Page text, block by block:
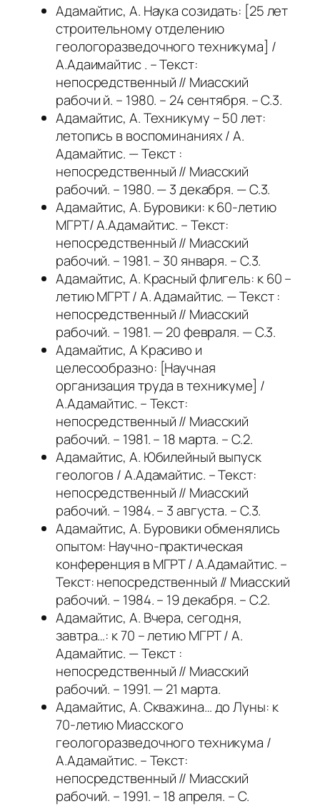
Адамайтис, А. Наука созидать: [25 лет
строительному отделению
геологоразведочного техникума] /
А.Адаимайтис . – Текст:
непосредственный // Миасский
рабочи й. – 1980. – 24 сентября. – С.3.
Адамайтис, А. Техникуму – 50 лет:
летопись в воспоминаниях / А.
Адамайтис. — Текст :
непосредственный // Миасский
рабочий. – 1980. — 3 декабря. — С.3.
Адамайтис, А. Буровики: к 60-летию
МГРТ/ А.Адамайтис. – Текст:
непосредственный // Миасский
рабочий. – 1981. – 30 января. – С.3.
Адамайтис, А. Красный флигель: к 60 –
летию МГРТ / А. Адамайтис. — Текст :
непосредственный // Миасский
рабочий. – 1981. — 20 февраля. — С.3.
Адамайтис, А Красиво и
целесообразно: [Научная
организация труда в техникуме] /
А.Адамайтис. – Текст:
непосредственный // Миасский
рабочий. – 1981. – 18 марта. – С.2.
Адамайтис, А. Юбилейный выпуск
геологов / А.Адамайтис. – Текст:
непосредственный // Миасский
рабочий. – 1984. – 3 августа. – С.3.
Адамайтис, А. Буровики обменялись
опытом: Научно-практическая
конференция в МГРТ / А.Адамайтис. –
Текст: непосредственный // Миасский
рабочий. – 1984. – 19 декабря. – С.2.
Адамайтис, А. Вчера, сегодня,
завтра…: к 70 – летию МГРТ / А.
Адамайтис. — Текст :
непосредственный // Миасский
рабочий. – 1991. — 21 марта.
Адамайтис, А. Скважина… до Луны: к
70-летию Миасского
геологоразведочного техникума /
А.Адамайтис. – Текст:
непосредственный // Миасский
рабочий. – 1991. – 18 апреля. – С.